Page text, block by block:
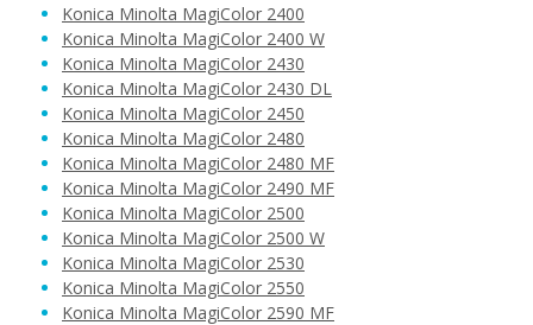
53,90 €
Pridať do košíka
Konica Minolta MagiColor 2400
Konica Minolta MagiColor 2400 W
Konica Minolta MagiColor 2430
Konica Minolta MagiColor 2430 DL
Konica Minolta MagiColor 2450
Konica Minolta MagiColor 2480
Konica Minolta MagiColor 2480 MF
Konica Minolta MagiColor 2490 MF
Konica Minolta MagiColor 2500
Konica Minolta MagiColor 2500 W
Konica Minolta MagiColor 2530
Konica Minolta MagiColor 2550
Konica Minolta MagiColor 2590 MF